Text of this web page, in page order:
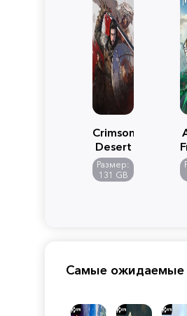
Crimson
Desert
Размер:
131 GB
Самые ожидаемые